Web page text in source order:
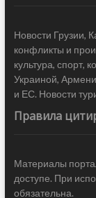
Новости Грузии,
конфликты и
культура, спорт,
Украиной,
и ЕС. Новости
Правила
Материалы
доступе. При
обязательна.